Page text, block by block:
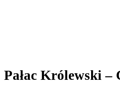
Pałac Królewski –